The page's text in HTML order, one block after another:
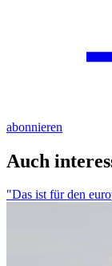
abonnieren
Auch
"Das ist für den